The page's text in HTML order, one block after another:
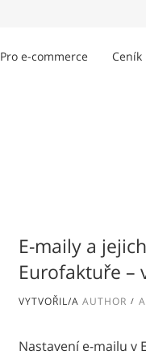
Pro e-commerce Ceník
E-maily a
Eurofaktuře –
VYTVOŘIL/AAUTHOR
Nastavení e-mailu v